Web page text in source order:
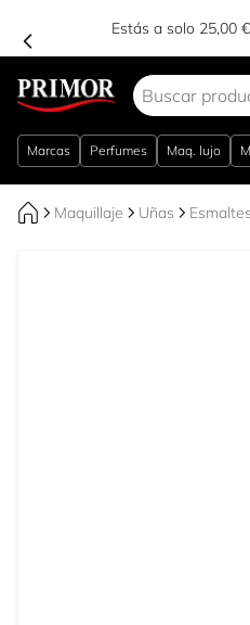
Estás a solo 25,00
Marcas Perfumes Maq. lujo
Maquillaje Uñas